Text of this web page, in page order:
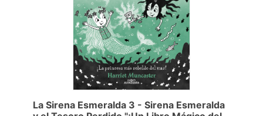
La Sirena Esmeralda 3 - Sirena Esmeralda